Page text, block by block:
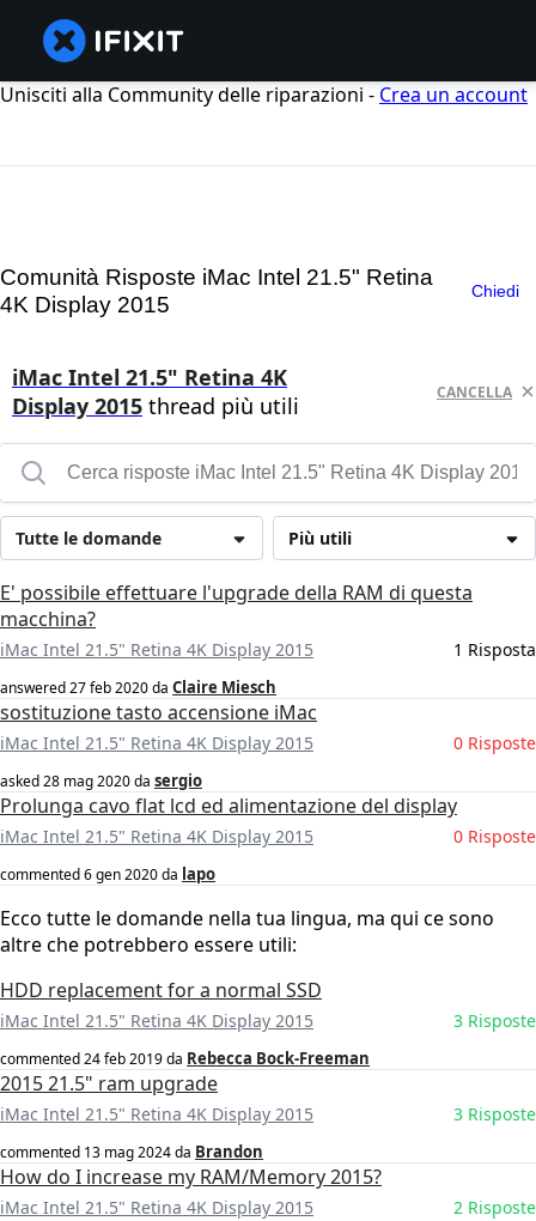
Unisciti alla Community delle riparazioni - Crea un account
Comunità Risposte iMac Intel 21.5" Retina
4K Display 2015
Chiedi
iMac Intel 21.5" Retina 4K
Display 2015 thread più utili CANCELLA
Più utili
Tutte le domande
E' possibile effettuare l'upgrade della RAM di questa
macchina?
iMac Intel 21.5" Retina 4K Display 2015 1 Risposta
answered27 feb 2020da Claire Miesch
sostituzione tasto accensione iMac
iMac Intel 21.5" Retina 4K Display 2015 0 Risposte
asked28 mag 2020da sergio
Prolunga cavo flat lcd ed alimentazione del display
iMac Intel 21.5" Retina 4K Display 2015 0 Risposte
commented6 gen 2020da lapo
Ecco tutte le domande nella tua lingua, ma qui ce sono
altre che potrebbero essere utili:
HDD replacement for a normal SSD
iMac Intel 21.5" Retina 4K Display 2015 3 Risposte
commented24 feb 2019da Rebecca Bock-Freeman
2015 21.5" ram upgrade
iMac Intel 21.5" Retina 4K Display 2015 3 Risposte
commented 13 mag 2024da Brandon
How do I increase my RAM/Memory 2015?
iMac Intel 21.5" Retina 4K Display 2015 2 Risposte